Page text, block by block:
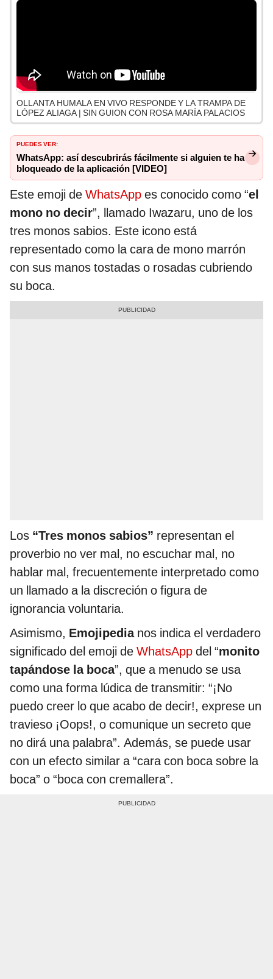
OLLANTA HUMALA EN VIVO RESPONDE Y LA TRAMPA DE
LÓPEZ ALIAGA | SIN GUION CON ROSA MARÍA PALACIOS
PUEDES VER:
WhatsApp: así descubrirás fácilmente si alguien te ha
bloqueado de la aplicación [VIDEO]
Este emoji de WhatsApp es conocido como “el
mono no decir”, llamado Iwazaru, uno de los
tres monos sabios. Este icono está
representado como la cara de mono marrón
con sus manos tostadas o rosadas cubriendo
su boca.
Los “Tres monos sabios” representan el
proverbio no ver mal, no escuchar mal, no
hablar mal, frecuentemente interpretado como
un llamado a la discreción o figura de
ignorancia voluntaria.
Asimismo, Emojipedianos indica el verdadero
significado del emoji de WhatsApp del “monito
tapándose la boca”, que a menudo se usa
como una forma lúdica de transmitir: “¡No
puedo creer lo que acabo de decir!, exprese un
travieso ¡Oops!, o comunique un secreto que
no dirá una palabra”. Además, se puede usar
con un efecto similar a “cara con boca sobre la
boca” o “boca con cremallera”.